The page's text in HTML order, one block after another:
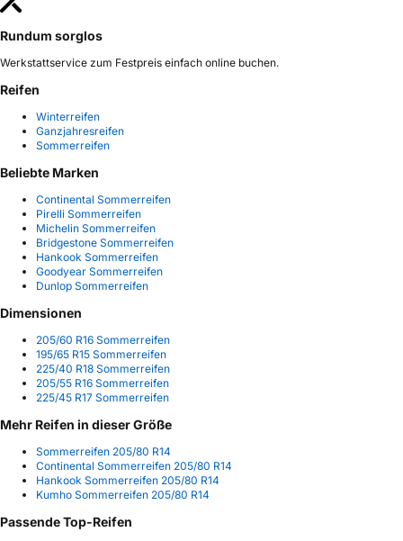
Rundum sorglos
Werkstattservice zum Festpreis einfach online buchen.
Reifen
Winterreifen
Ganzjahresreifen
Sommerreifen
Beliebte Marken
Continental Sommerreifen
Pirelli Sommerreifen
Michelin Sommerreifen
Bridgestone Sommerreifen
Hankook Sommerreifen
Goodyear Sommerreifen
Dunlop Sommerreifen
Dimensionen
205/60 R16 Sommerreifen
195/65 R15 Sommerreifen
225/40 R18 Sommerreifen
205/55 R16 Sommerreifen
225/45 R17 Sommerreifen
Mehr Reifen in dieser Größe
Sommerreifen 205/80 R14
Continental Sommerreifen 205/80 R14
Hankook Sommerreifen 205/80 R14
Kumho Sommerreifen 205/80 R14
Passende Top-Reifen